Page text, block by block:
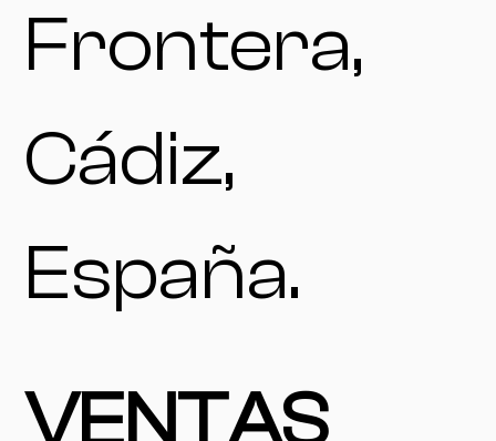
Frontera,
Cádiz,
España.
VENTAS